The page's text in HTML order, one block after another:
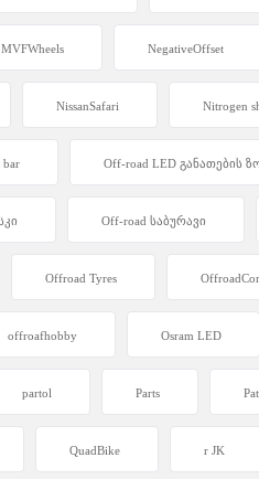
MVFWheels NegativeOffset
NissanSafari Nitrogen
bar Off-road LED განათების
Off-road საბურავი
Offroad Tyres
offroafhobby Osram LED
partol Parts
QuadBike r JK